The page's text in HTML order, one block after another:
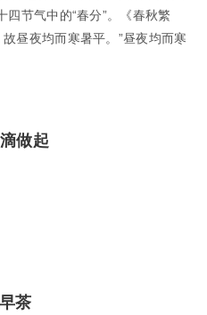
节气中的“春分”。《春秋繁
昼夜均而寒暑平。”昼夜均而寒
做起
茶